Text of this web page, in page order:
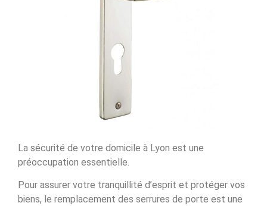
La sécurité de votre domicile à Lyon est une
préoccupation essentielle.
Pour assurer votre tranquillité d’esprit et protéger vos
biens, le remplacement des serrures de porte est une